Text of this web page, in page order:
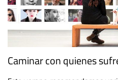
Caminar con quienes